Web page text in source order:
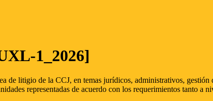
1_2026]
de litigio de la CCJ, en temas jurídicos, administrativos,
representadas de acuerdo con los requerimientos tanto a